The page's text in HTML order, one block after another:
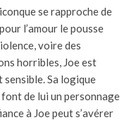
se rapproche de
l’amour le pousse
voire des
horribles, Joe est
Sa logique
de lui un personnage
à Joe peut s’avérer